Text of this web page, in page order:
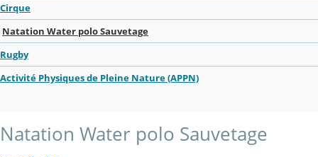
Cirque
Natation Water polo Sauvetage
Rugby
Activité Physiques de Pleine Nature (APPN)
Natation Water polo Sauvetage